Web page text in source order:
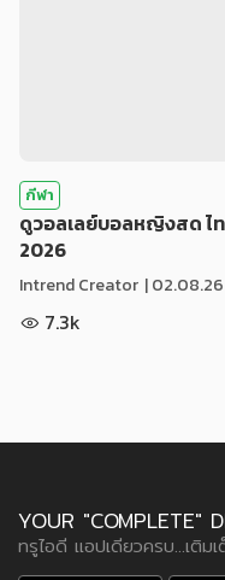
กีฬา
ดูวอลเลย์บอลหญิงสด ไ
2026
Intrend Creator |02.08.26
7.3k
YOUR "COMPLETE"
ทรูไอดี แอปเดียวครบ...เติม